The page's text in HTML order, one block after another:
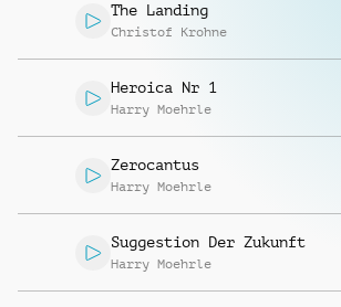
The Landing
Christof Krohne
Heroica Nr 1
Harry Moehrle
Zerocantus
Harry Moehrle
Suggestion Der Zukunft
Harry Moehrle